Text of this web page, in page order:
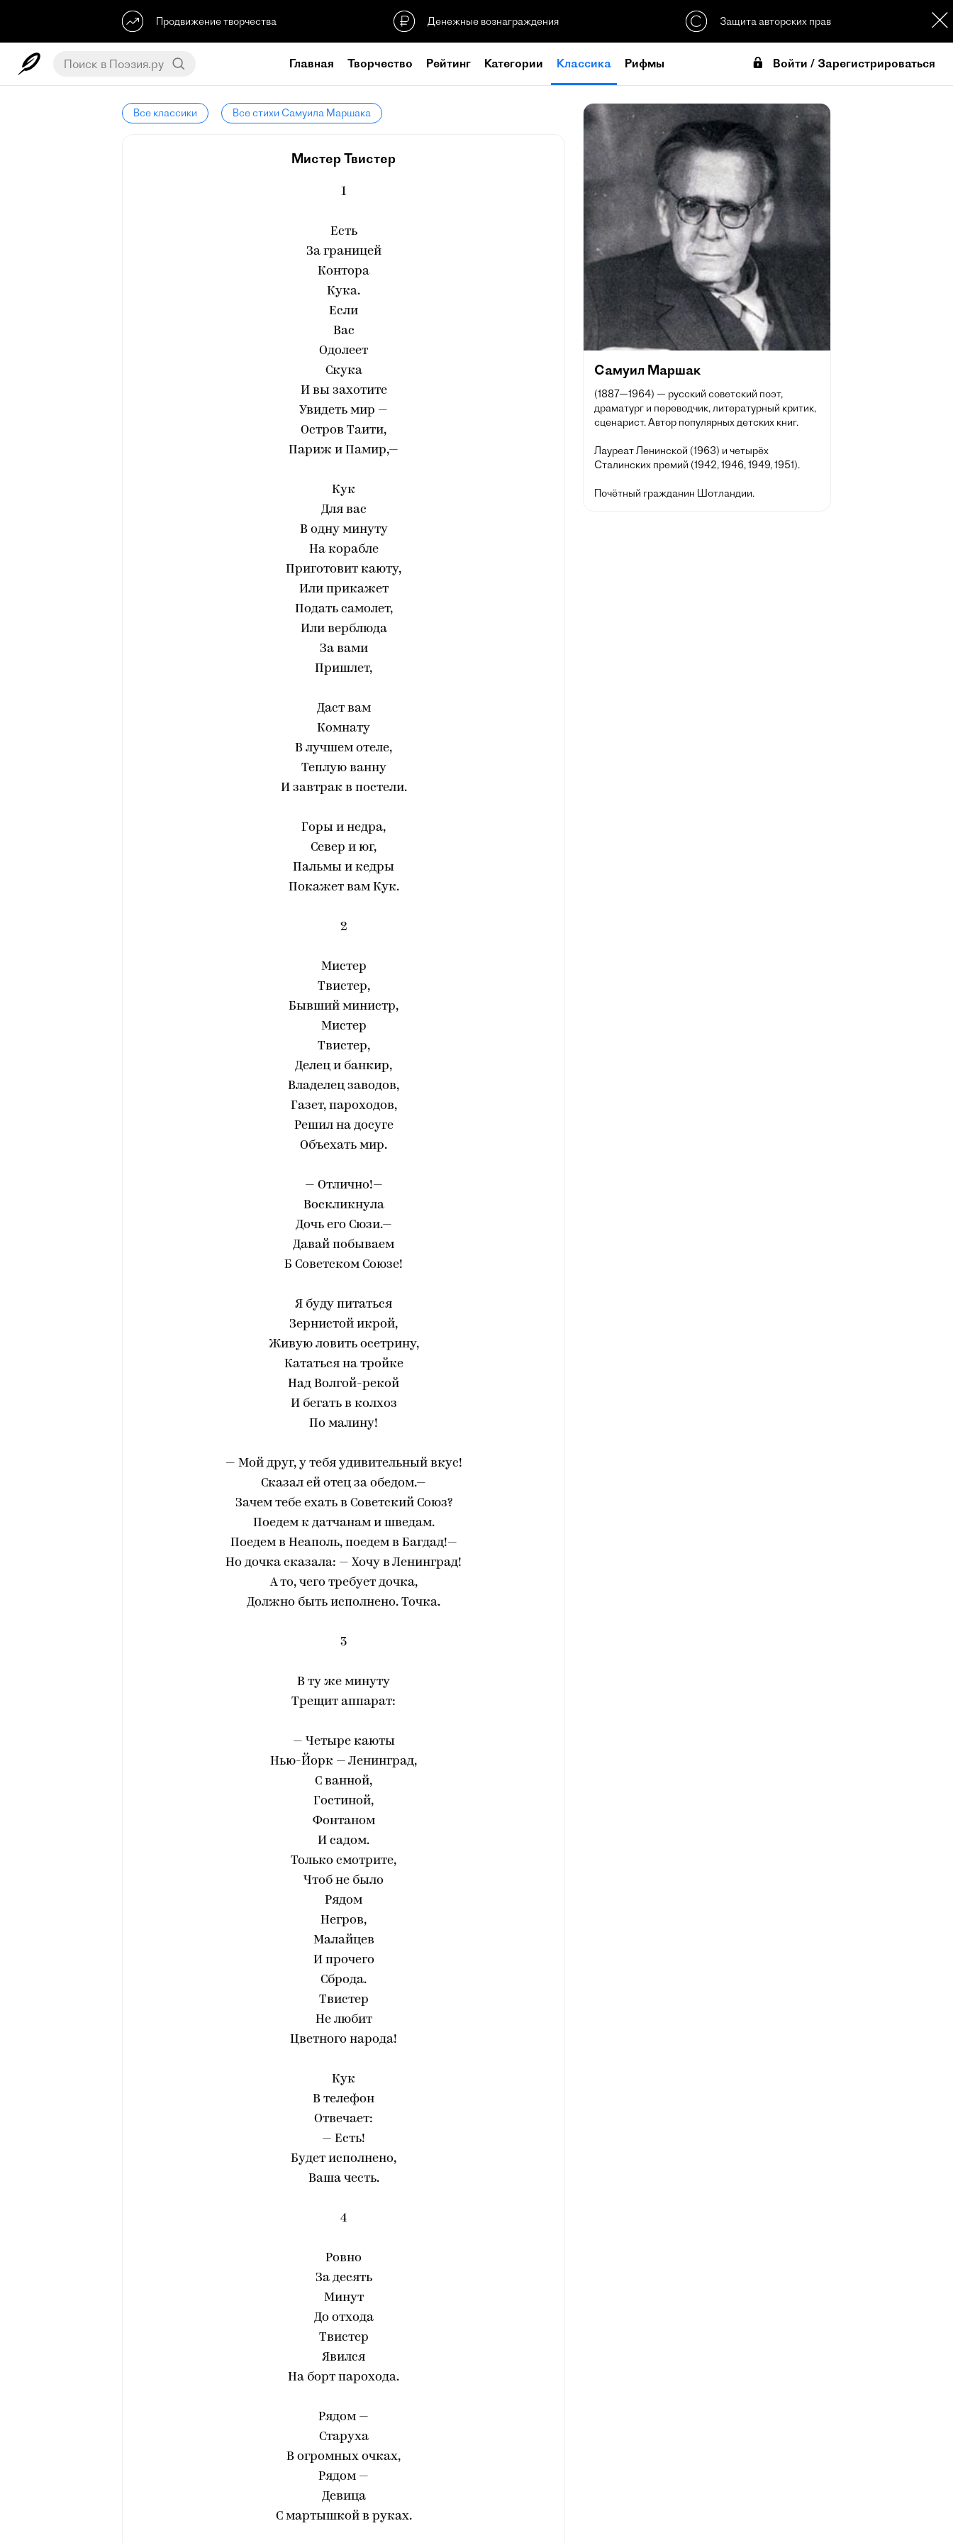
Продвижение творчества Денежные вознаграждения Защита авторских прав
Главная Творчество Рейтинг Категории Классика Рифмы Войти / Зарегистрироваться
Все классики Все стихи Самуила Маршака
Мистер Твистер
1
Есть
За границей
Контора
Кука.
Если
Вас
Одолеет
Скука
И вы захотите
Увидеть мир —
Остров Таити,
Париж и Памир,—
Кук
Для вас
В одну минуту
На корабле
Приготовит каюту,
Или прикажет
Подать самолет,
Или верблюда
За вами
Пришлет,
Даст вам
Комнату
В лучшем отеле,
Теплую ванну
И завтрак в постели.
Горы и недра,
Север и юг,
Пальмы и кедры
Покажет вам Кук.
2
Мистер
Твистер,
Бывший министр,
Мистер
Твистер,
Делец и банкир,
Владелец заводов,
Газет, пароходов,
Решил на досуге
Объехать мир.
— Отлично!—
Воскликнула
Дочь его Сюзи.—
Давай побываем
Б Советском Союзе!
Я буду питаться
Зернистой икрой,
Живую ловить осетрину,
Кататься на тройке
Над Волгой-рекой
И бегать в колхоз
По малину!
— Мой друг, у тебя удивительный вкус!
Сказал ей отец за обедом.—
Зачем тебе ехать в Советский Союз?
Поедем к датчанам и шведам.
Поедем в Неаполь, поедем в Багдад!—
Но дочка сказала: — Хочу в Ленинград!
А то, чего требует дочка,
Должно быть исполнено. Точка.
3
В ту же минуту
Трещит аппарат:
— Четыре каюты
Нью-Йорк — Ленинград,
С ванной,
Гостиной,
Фонтаном
И садом.
Только смотрите,
Чтоб не было
Рядом
Негров,
Малайцев
И прочего
Сброда.
Твистер
Не любит
Цветного народа!
Кук
В телефон
Отвечает:
— Есть!
Будет исполнено,
Ваша честь.
4
Ровно
За десять
Минут
До отхода
Твистер
Явился
На борт парохода.
Рядом —
Старуха
В огромных очках,
Рядом —
Девица
С мартышкой в руках.
Самуил Маршак
(1887—1964) — русский советский поэт,
драматург и переводчик, литературный критик,
сценарист. Автор популярных детских книг.
Лауреат Ленинской (1963) и четырёх
Сталинских премий (1942, 1946, 1949, 1951).
Почётный гражданин Шотландии.